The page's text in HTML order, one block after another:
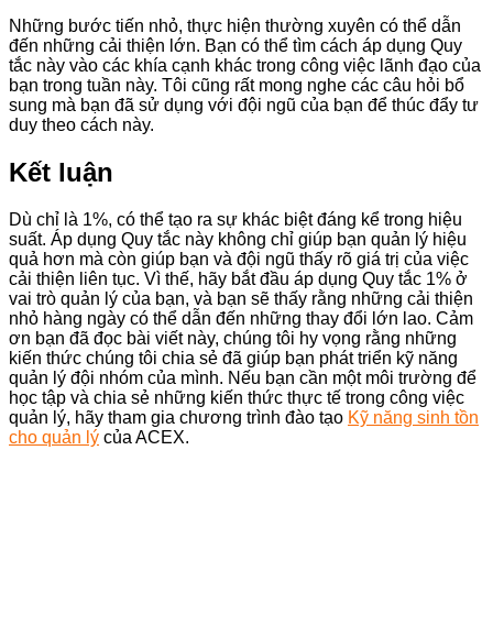
Những bước tiến nhỏ, thực hiện thường xuyên có thể dẫn
đến những cải thiện lớn. Bạn có thể tìm cách áp dụng Quy
tắc này vào các khía cạnh khác trong công việc lãnh đạo của
bạn trong tuần này. Tôi cũng rất mong nghe các câu hỏi bổ
sung mà bạn đã sử dụng với đội ngũ của bạn để thúc đẩy tư
duy theo cách này.
Kết luận
Dù chỉ là 1%, có thể tạo ra sự khác biệt đáng kể trong hiệu
suất. Áp dụng Quy tắc này không chỉ giúp bạn quản lý hiệu
quả hơn mà còn giúp bạn và đội ngũ thấy rõ giá trị của việc
cải thiện liên tục. Vì thế, hãy bắt đầu áp dụng Quy tắc 1% ở
vai trò quản lý của bạn, và bạn sẽ thấy rằng những cải thiện
nhỏ hàng ngày có thể dẫn đến những thay đổi lớn lao. Cảm
ơn bạn đã đọc bài viết này, chúng tôi hy vọng rằng những
kiến thức chúng tôi chia sẻ đã giúp bạn phát triển kỹ năng
quản lý đội nhóm của mình. Nếu bạn cần một môi trường để
học tập và chia sẻ những kiến thức thực tế trong công việc
quản lý, hãy tham gia chương trình đào tạo Kỹ năng sinh tồn
cho quản lý của ACEX.